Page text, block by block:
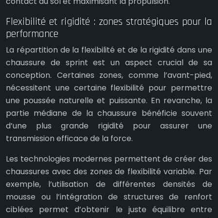
Flexibilité et rigidité : zones stratégiques pour la
performance
La répartition de la flexibilité et de la rigidité dans une
chaussure de sprint est un aspect crucial de sa
conception. Certaines zones, comme l’avant-pied,
nécessitent une certaine flexibilité pour permettre
une poussée naturelle et puissante. En revanche, la
partie médiane de la chaussure bénéficie souvent
d’une plus grande rigidité pour assurer une
transmission efficace de la force.
Les technologies modernes permettent de créer des
chaussures avec des zones de flexibilité variable. Par
exemple, l’utilisation de différentes densités de
mousse ou l’intégration de structures de renfort
ciblées permet d’obtenir le juste équilibre entre